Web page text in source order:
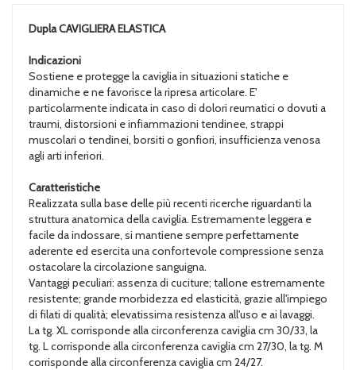
DuplaCAVIGLIERA ELASTICA
Indicazioni
Sostiene e protegge la caviglia in situazioni statiche e
dinamiche e ne favorisce la ripresa articolare. E'
particolarmente indicata in caso di dolori reumatici o dovuti a
traumi, distorsioni e infiammazioni tendinee, strappi
muscolari o tendinei, borsiti o gonfiori, insufficienza venosa
agli arti inferiori.
Caratteristiche
Realizzata sulla base delle più recenti ricerche riguardanti la
struttura anatomica della caviglia. Estremamente leggera e
facile da indossare, si mantiene sempre perfettamente
aderente ed esercita una confortevole compressione senza
ostacolare la circolazione sanguigna.
Vantaggi peculiari: assenza di cuciture; tallone estremamente
resistente; grande morbidezza ed elasticità, grazie all'impiego
di filati di qualità; elevatissima resistenza all'uso e ai lavaggi.
La tg. XL corrisponde alla circonferenza caviglia cm 30/33, la
tg. L corrisponde alla circonferenza caviglia cm 27/30, la tg. M
corrisponde alla circonferenza caviglia cm 24/27.